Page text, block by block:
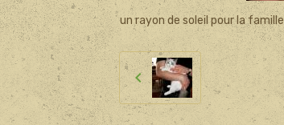
un rayon de soleil pour la famille